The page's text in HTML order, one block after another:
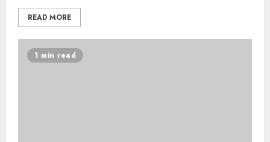
READ MORE
1 min read